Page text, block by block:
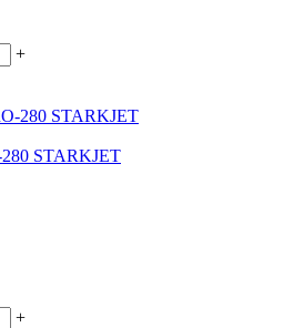
+
280 STARKJET
+